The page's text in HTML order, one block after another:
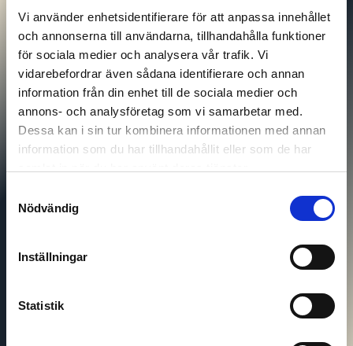
Vi använder enhetsidentifierare för att anpassa innehållet
och annonserna till användarna, tillhandahålla funktioner
för sociala medier och analysera vår trafik. Vi
vidarebefordrar även sådana identifierare och annan
information från din enhet till de sociala medier och
annons- och analysföretag som vi samarbetar med.
Dessa kan i sin tur kombinera informationen med annan
information som du har tillhandahållit eller som de har
Nödvändig
Inställningar
Statistik
Leveransinformation
Vid beställning av investeringsprodukter där fysisk leverans
önskas så erbjuder NSG förmånliga villkor kring frakt &
försäkring. Vill du inte ha din beställning skickad? Då finns
även möjligheten att hämta upp din beställning på vår
Hos NSG betalar du tryggt och säkert via banköverföring eller
via bankgiro. Glöm inte att vi även kan hjälpa dig när du vill
sälja tackor till oss, eller om du vill ha hjälp med förvaring.